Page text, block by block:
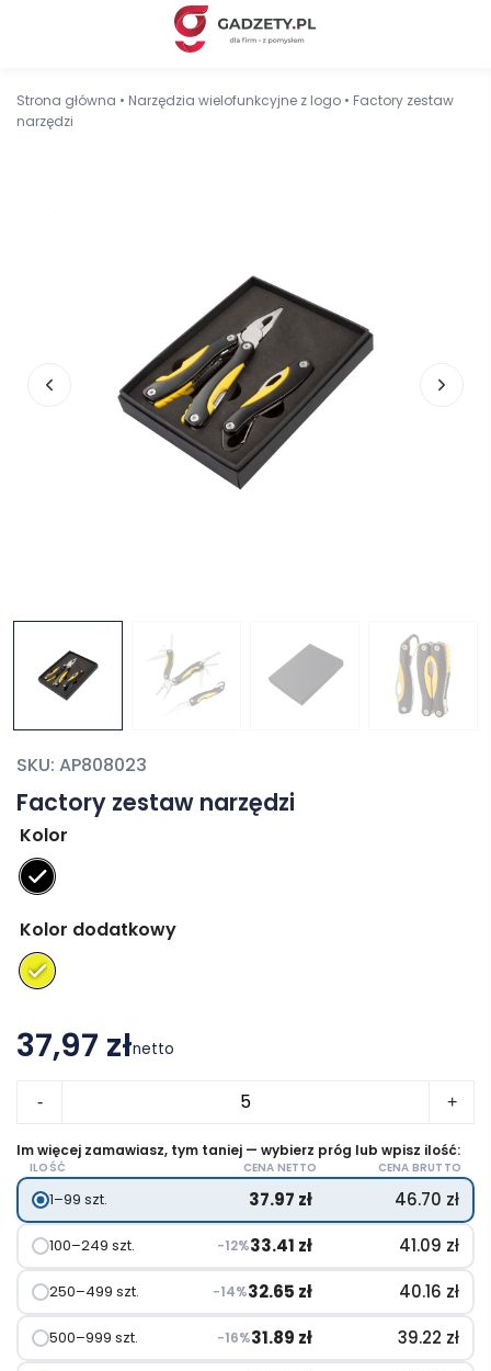
Strona główna • Narzędzia wielofunkcyjne z logo • Factory zestaw
narzędzi
Factory zestaw narzędzi
SKU: AP808023
Kolor
Kolor dodatkowy
37,97 złnetto
-
zestaw
narzędzi
+
Im więcej zamawiasz, tym taniej — wybierz próg lub wpisz ilość:
ILOŚĆ CENA NETTO CENA BRUTTO
1–99 szt. 37.97 zł 46.70 zł
100–249 szt. −12%33.41 zł 41.09 zł
250–499 szt. −14%32.65 zł 40.16 zł
500–999 szt. −16%31.89 zł 39.22 zł